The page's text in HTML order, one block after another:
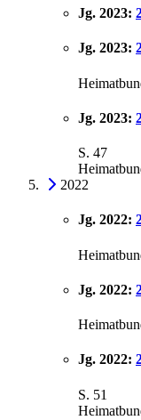
Jg. 2023:
Jg. 2023:
Jg. 2023:
S. 47
2022
Jg. 2022:
Jg. 2022:
Jg. 2022:
S. 51